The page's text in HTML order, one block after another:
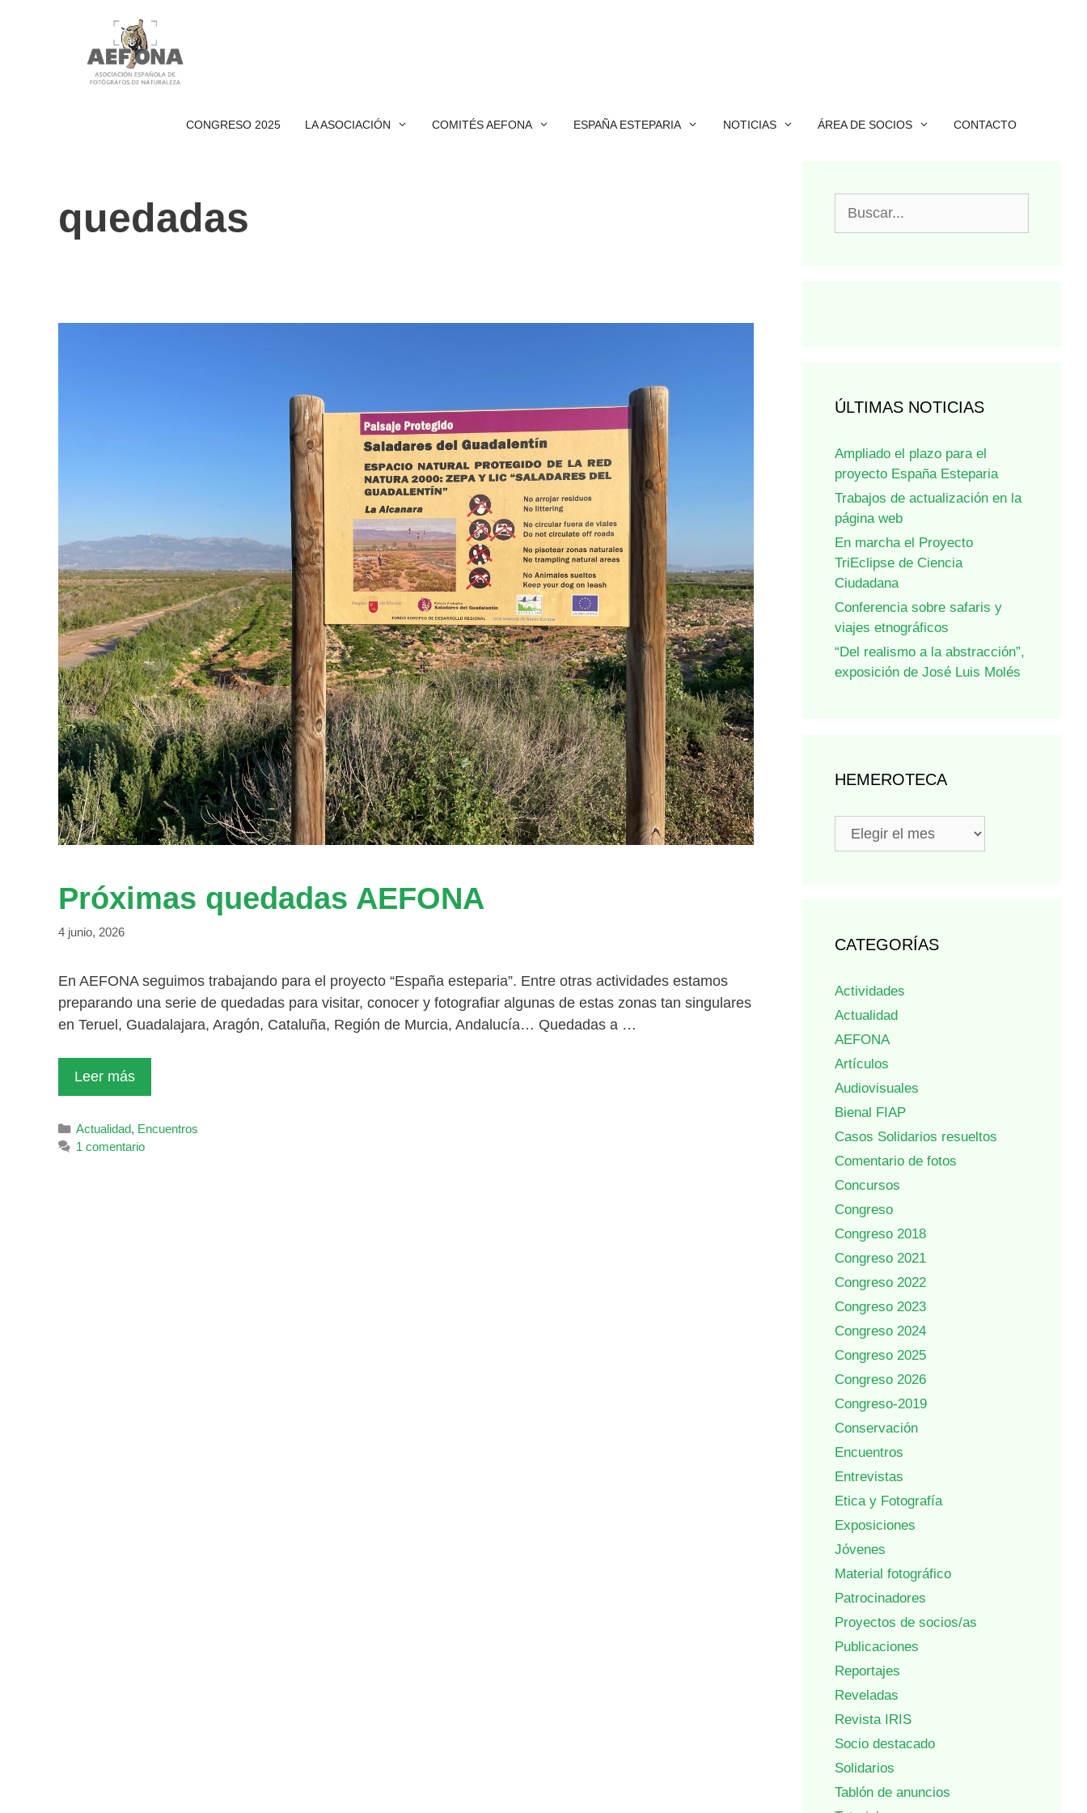
CONGRESO 2025 LA ASOCIACIÓN COMITÉS AEFONA ESPAÑA ESTEPARIA NOTICIAS ÁREA DE SOCIOS CONTACTO
quedadas
Próximas quedadas AEFONA
4 junio, 2026
En AEFONA seguimos trabajando para el proyecto “España esteparia”. Entre otras actividades estamos
preparando una serie de quedadas para visitar, conocer y fotografiar algunas de estas zonas tan singulares
en Teruel, Guadalajara, Aragón, Cataluña, Región de Murcia, Andalucía… Quedadas a …
Leer más
Categorías
Actualidad, Encuentros
1 comentario
ÚLTIMAS NOTICIAS
Ampliado el plazo para el
proyecto España Esteparia
Trabajos de actualización en la
página web
En marcha el Proyecto
TriEclipse de Ciencia
Ciudadana
Conferencia sobre safaris y
viajes etnográficos
“Del realismo a la abstracción”,
exposición de José Luis Molés
HEMEROTECA
Hemeroteca
CATEGORÍAS
Actividades
Actualidad
AEFONA
Artículos
Audiovisuales
Bienal FIAP
Casos Solidarios resueltos
Comentario de fotos
Concursos
Congreso
Congreso 2018
Congreso 2021
Congreso 2022
Congreso 2023
Congreso 2024
Congreso 2025
Congreso 2026
Congreso-2019
Conservación
Encuentros
Entrevistas
Etica y Fotografía
Exposiciones
Jóvenes
Material fotográfico
Patrocinadores
Proyectos de socios/as
Publicaciones
Reportajes
Reveladas
Revista IRIS
Socio destacado
Solidarios
Tablón de anuncios